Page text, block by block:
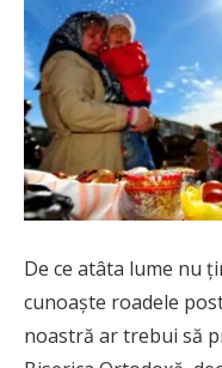
De ce atâta lume nu
cunoaşte roadele
noastră ar trebui să